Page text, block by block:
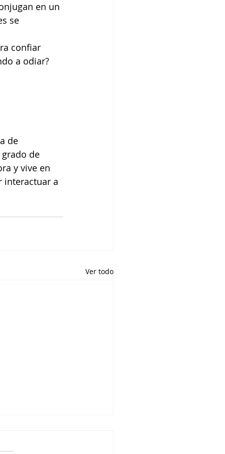
en un
se
confiar
a odiar?
de
de
y vive en
interactuar a
Ver todo